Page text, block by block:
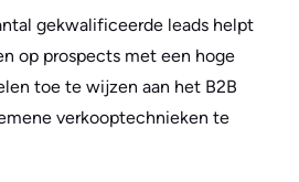
gekwalificeerde leads helpt
op prospects met een hoge
toe te wijzen aan het B2B
verkooptechnieken te